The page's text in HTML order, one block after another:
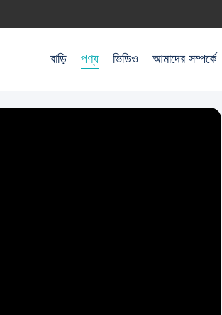
বাড়ি পণ্য ভিডিও আমাদের সম্পর্কে